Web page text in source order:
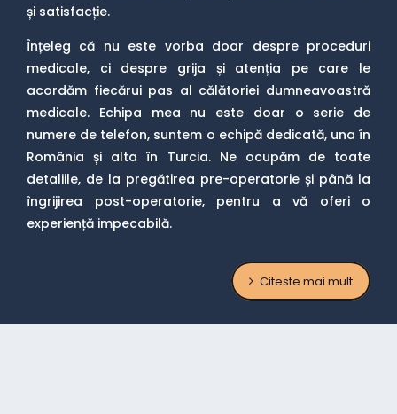
și satisfacție.
Înțeleg că nu este vorba doar despre proceduri
medicale, ci despre grija și atenția pe care le
acordăm fiecărui pas al călătoriei dumneavoastră
medicale. Echipa mea nu este doar o serie de
numere de telefon, suntem o echipă dedicată, una în
România și alta în Turcia. Ne ocupăm de toate
detaliile, de la pregătirea pre-operatorie și până la
îngrijirea post-operatorie, pentru a vă oferi o
experiență impecabilă.
Citeste mai mult